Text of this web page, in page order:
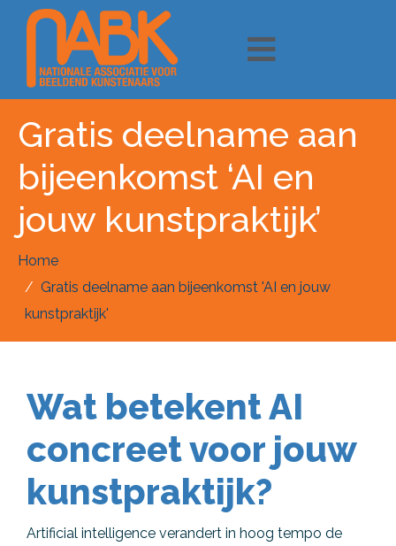
Gratis deelname aan
bijeenkomst ‘AI en
jouw kunstpraktijk’
Home
Gratis deelname aan bijeenkomst 'AI en jouw
kunstpraktijk'
Wat betekent AI
concreet voor jouw
kunstpraktijk?
Artificial intelligence verandert in hoog tempo de